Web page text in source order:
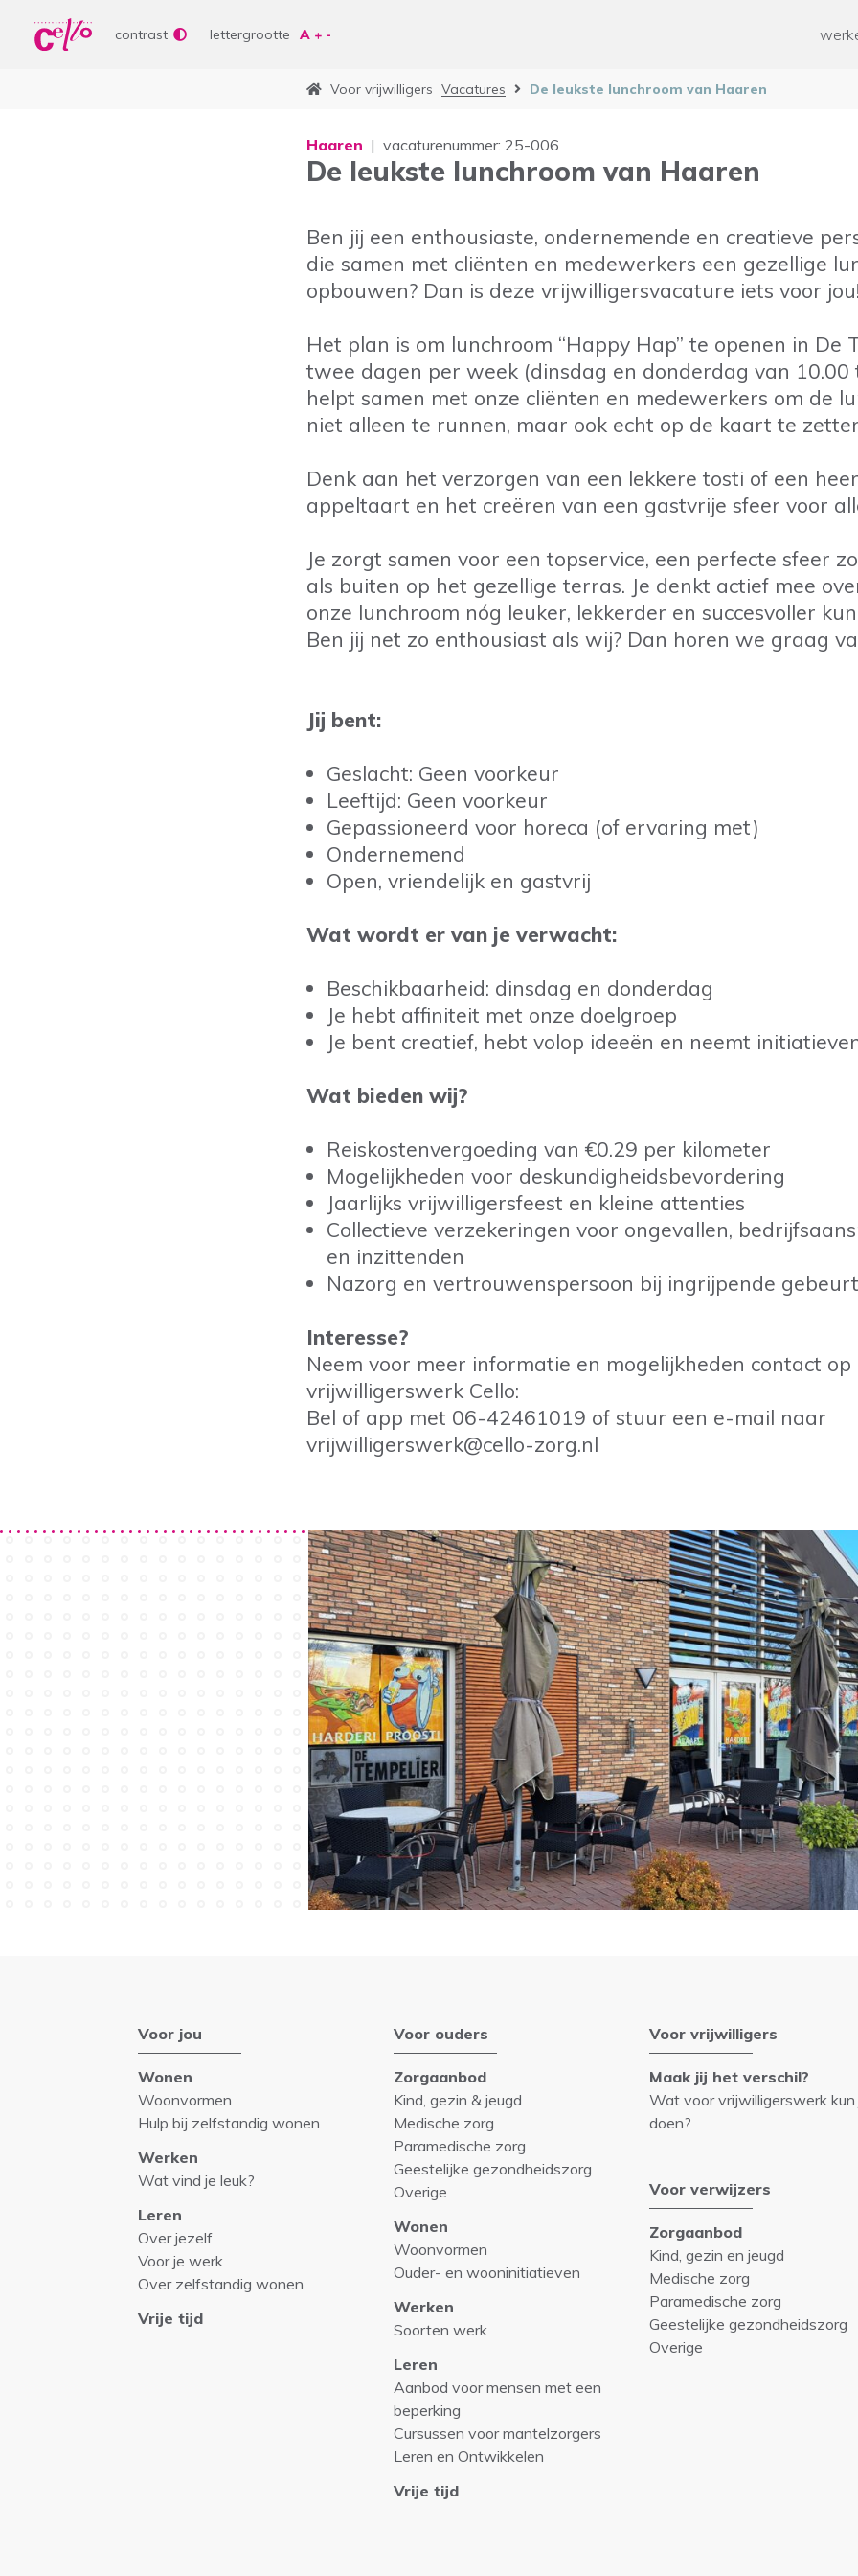
contrast lettergrootte
Vrije tijd
Aanbod voor mensen met een
Cursussen voor mantelzorgers
Leren en Ontwikkelen
Geestelijke gezondheidszorg
Waar kunnen wij jou mee helpen?
Veelgebruikte zoektermen
Zorgaanbod
Voor vrijwilligers Vacatures De leukste lunchroom van Haaren
Haaren vacaturenummer: 25-006
De leukste lunchroom van Haaren
Ben jij een enthousiaste, ondernemende en creatieve
die samen met cliënten en medewerkers een gezellige
opbouwen? Dan is deze vrijwilligersvacature iets voor
Het plan is om lunchroom “Happy Hap” te openen in De
twee dagen per week (dinsdag en donderdag van 10.00
helpt samen met onze cliënten en medewerkers om de
niet alleen te runnen, maar ook echt op de kaart te
Denk aan het verzorgen van een lekkere tosti of een
appeltaart en het creëren van een gastvrije sfeer voor
Je zorgt samen voor een topservice, een perfecte sfeer
als buiten op het gezellige terras. Je denkt actief mee
onze lunchroom nóg leuker, lekkerder en succesvoller
Ben jij net zo enthousiast als wij? Dan horen we graag
Jij bent:
Geslacht: Geen voorkeur
Leeftijd: Geen voorkeur
Gepassioneerd voor horeca (of ervaring met)
Ondernemend
Open, vriendelijk en gastvrij
Wat wordt er van je verwacht:
Beschikbaarheid: dinsdag en donderdag
Je hebt affiniteit met onze doelgroep
Je bent creatief, hebt volop ideeën en neemt
Wat bieden wij?
Reiskostenvergoeding van €0.29 per kilometer
Mogelijkheden voor deskundigheidsbevordering
Jaarlijks vrijwilligersfeest en kleine attenties
Collectieve verzekeringen voor ongevallen,
en inzittenden
Nazorg en vertrouwenspersoon bij ingrijpende
Interesse?
Neem voor meer informatie en mogelijkheden contact op
vrijwilligerswerk Cello:
Bel of app met 06-42461019 of stuur een e-mail naar
vrijwilligerswerk@cello-zorg.nl
Voor jou
Wonen
Woonvormen
Hulp bij zelfstandig wonen
Werken
Wat vind je leuk?
Leren
Over jezelf
Voor je werk
Over zelfstandig wonen
Vrije tijd
Voor ouders
Zorgaanbod
Kind, gezin & jeugd
Medische zorg
Paramedische zorg
Geestelijke gezondheidszorg
Overige
Wonen
Woonvormen
Ouder- en wooninitiatieven
Werken
Soorten werk
Leren
Aanbod voor mensen met een
beperking
Cursussen voor mantelzorgers
Leren en Ontwikkelen
Vrije tijd
Voor vrijwilligers
Maak jij het verschil?
Wat voor vrijwilligerswerk kun
doen?
Voor verwijzers
Zorgaanbod
Kind, gezin en jeugd
Medische zorg
Paramedische zorg
Geestelijke gezondheidszorg
Overige